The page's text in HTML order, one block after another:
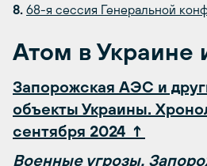
8. 68-я сессия Генеральной
Атом в Украине
Запорожская АЭС и
объекты Украины.
сентября 2024 ↑
Военные угрозы.